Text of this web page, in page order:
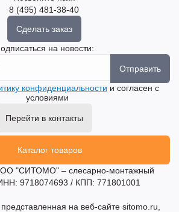
8 (495) 481-38-40
Сделать заказ
на новости:
Отправить
конфиденциальности и согласен с
условиями
Перейти в контакты
Каталог товаров
"СИТОМО" – слесарно-монтажный
9718074693 / КПП: 771801001
на веб-сайте sitomo.ru,